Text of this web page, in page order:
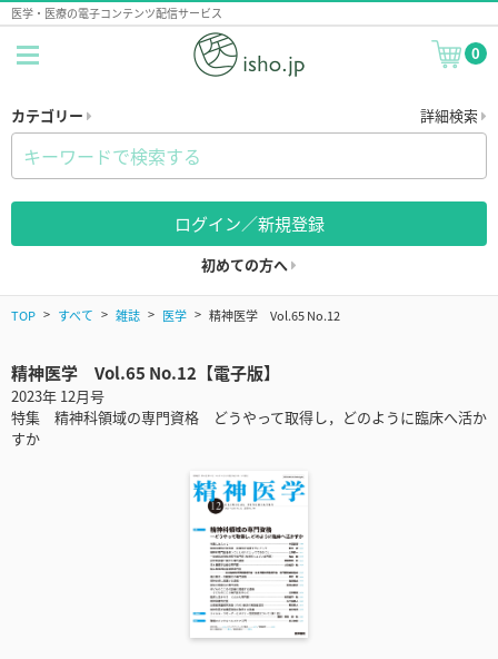
医学・医療の電子コンテンツ配信サービス
0
カテゴリー 詳細検索
ログイン／新規登録
初めての方へ
TOP すべて 雑誌 医学 精神医学 Vol.65 No.12
精神医学 Vol.65 No.12【電子版】
2023年 12月号
特集 精神科領域の専門資格 どうやって取得し，どのように臨床へ活か
すか